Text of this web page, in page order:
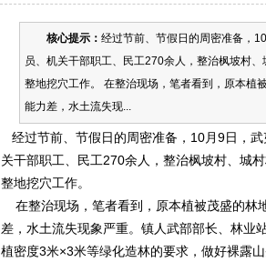
核心提示： 经过节前、节假日的周密准备，
员、机关干部职工、民工270余人，整治枫坡村
整地挖穴工作。 在整治现场，笔者看到，原本植
能力差，水土流失现...
经过节前、节假日的周密准备，10月9日，
关干部职工、民工270余人，整治枫坡村、城
整地挖穴工作。
在整治现场，笔者看到，原本植被茂盛的林
差，水土流失现象严重。镇人武部部长、林业
植密度3米×3米等绿化造林的要求，做好裸露